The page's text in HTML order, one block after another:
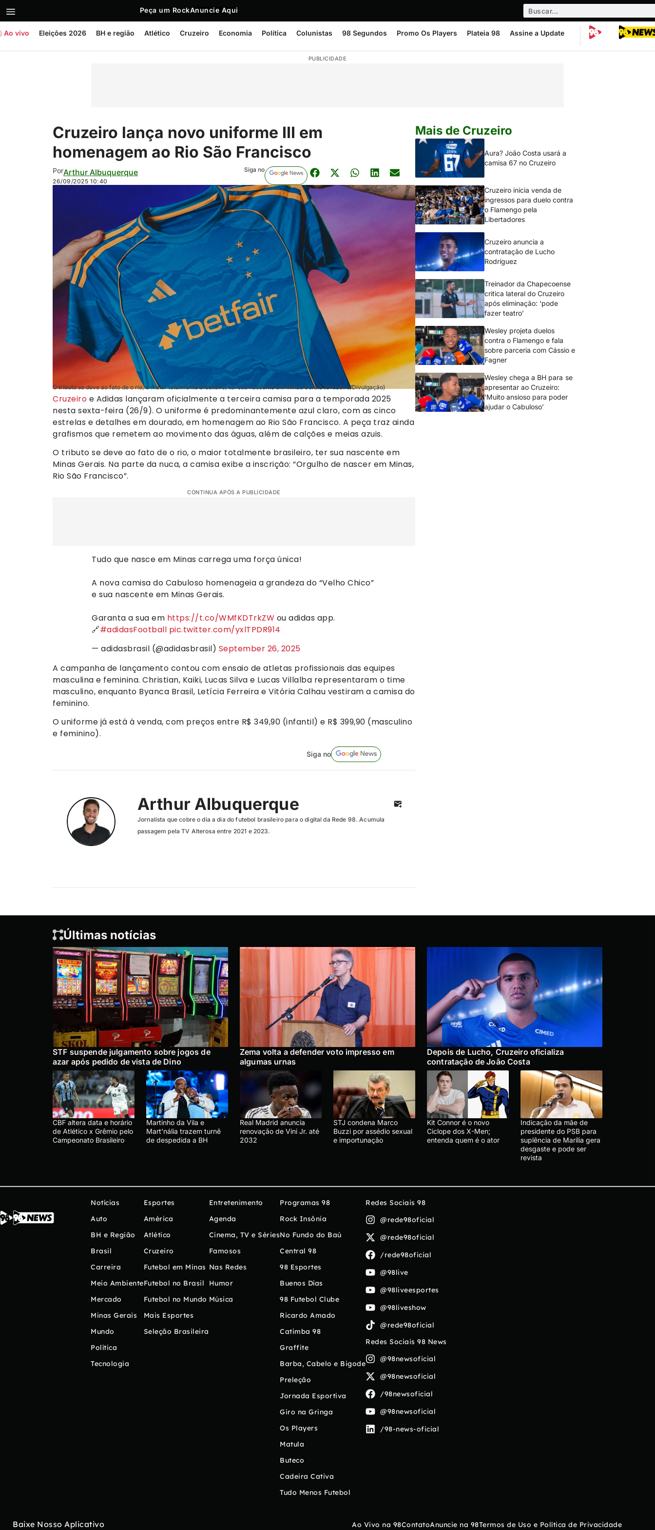
Peça um RockAnuncie Aqui
Ao vivo Eleições 2026 BH e região Atlético Cruzeiro Economia Política Colunistas 98 Segundos Promo Os Players Plateia 98 Assine a Update
PUBLICIDADE
Cruzeiro lança novo uniforme III em
homenagem ao Rio São Francisco
PorArthur Albuquerque
26/09/2025 10:40
Siga no
O tributo se deve ao fato de o rio, o maior totalmente brasileiro, ter sua nascente em Minas Gerais (Cruzeiro/Divulgação)
Cruzeiro e Adidas lançaram oficialmente a terceira camisa para a temporada 2025
nesta sexta-feira (26/9). O uniforme é predominantemente azul claro, com as cinco
estrelas e detalhes em dourado, em homenagem ao Rio São Francisco. A peça traz ainda
grafismos que remetem ao movimento das águas, além de calções e meias azuis.
O tributo se deve ao fato de o rio, o maior totalmente brasileiro, ter sua nascente em
Minas Gerais. Na parte da nuca, a camisa exibe a inscrição: “Orgulho de nascer em Minas,
Rio São Francisco”.
CONTINUA APÓS A PUBLICIDADE
Tudo que nasce em Minas carrega uma força única!
A nova camisa do Cabuloso homenageia a grandeza do “Velho Chico”
e sua nascente em Minas Gerais.
Garanta a sua em https://t.co/WMfKDTrkZW ou adidas app.
🔗#adidasFootball pic.twitter.com/yxlTPDR914
— adidasbrasil (@adidasbrasil) September 26, 2025
A campanha de lançamento contou com ensaio de atletas profissionais das equipes
masculina e feminina. Christian, Kaiki, Lucas Silva e Lucas Villalba representaram o time
masculino, enquanto Byanca Brasil, Letícia Ferreira e Vitória Calhau vestiram a camisa do
feminino.
O uniforme já está à venda, com preços entre R$ 349,90 (infantil) e R$ 399,90 (masculino
e feminino).
Siga no
Arthur Albuquerque
Jornalista que cobre o dia a dia do futebol brasileiro para o digital da Rede 98. Acumula
passagem pela TV Alterosa entre 2021 e 2023.
Mais de Cruzeiro
Aura? João Costa usará a
camisa 67 no Cruzeiro
Cruzeiro inicia venda de
ingressos para duelo contra
o Flamengo pela
Libertadores
Cruzeiro anuncia a
contratação de Lucho
Rodríguez
Treinador da Chapecoense
critica lateral do Cruzeiro
após eliminação: ‘pode
fazer teatro’
Wesley projeta duelos
contra o Flamengo e fala
sobre parceria com Cássio e
Fagner
Wesley chega a BH para se
apresentar ao Cruzeiro:
‘Muito ansioso para poder
ajudar o Cabuloso’
Últimas notícias
STF suspende julgamento sobre jogos de
azar após pedido de vista de Dino
Zema volta a defender voto impresso em
algumas urnas
Depois de Lucho, Cruzeiro oficializa
contratação de João Costa
CBF altera data e horário
de Atlético x Grêmio pelo
Campeonato Brasileiro
Martinho da Vila e
Mart’nália trazem turnê
de despedida a BH
Real Madrid anuncia
renovação de Vini Jr. até
2032
STJ condena Marco
Buzzi por assédio sexual
e importunação
Kit Connor é o novo
Ciclope dos X-Men;
entenda quem é o ator
Indicação da mãe de
presidente do PSB para
suplência de Marília gera
desgaste e pode ser
revista
Notícias
Auto
BH e Região
Brasil
Carreira
Meio Ambiente
Mercado
Minas Gerais
Mundo
Política
Tecnologia
Esportes
América
Atlético
Cruzeiro
Futebol em Minas
Futebol no Brasil
Futebol no Mundo
Mais Esportes
Seleção Brasileira
Entretenimento
Agenda
Cinema, TV e Séries
Famosos
Nas Redes
Humor
Música
Programas 98
Rock Insônia
No Fundo do Baú
Central 98
98 Esportes
Buenos Días
98 Futebol Clube
Ricardo Amado
Catimba 98
Graffite
Barba, Cabelo e Bigode
Preleção
Jornada Esportiva
Giro na Gringa
Os Players
Matula
Buteco
Cadeira Cativa
Tudo Menos Futebol
Redes Sociais 98
@rede98oficial
@rede98oficial
/rede98oficial
@98live
@98liveesportes
@98liveshow
@rede98oficial
Redes Sociais 98 News
@98newsoficial
@98newsoficial
/98newsoficial
@98newsoficial
/98-news-oficial
Baixe Nosso Aplicativo Ao Vivo na 98ContatoAnuncie na 98Termos de Uso e Política de Privacidade